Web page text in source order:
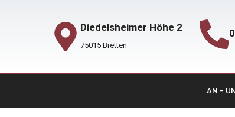
Diedelsheimer Höhe 2
75015 Bretten
AN –